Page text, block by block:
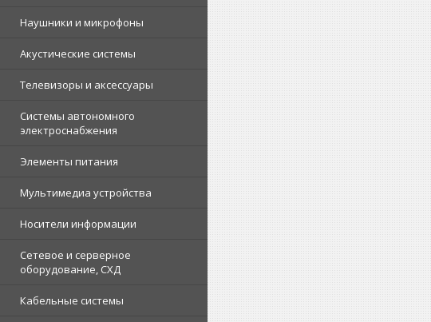
Наушники и микрофоны
Акустические системы
Телевизоры и аксессуары
Системы автономного
электроснабжения
Элементы питания
Мультимедиа устройства
Носители информации
Сетевое и серверное
оборудование, СХД
Кабельные системы